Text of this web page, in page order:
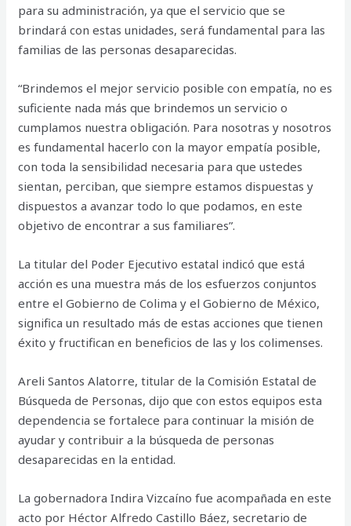
para su administración, ya que el servicio que se
brindará con estas unidades, será fundamental para las
familias de las personas desaparecidas.
“Brindemos el mejor servicio posible con empatía, no es
suficiente nada más que brindemos un servicio o
cumplamos nuestra obligación. Para nosotras y nosotros
es fundamental hacerlo con la mayor empatía posible,
con toda la sensibilidad necesaria para que ustedes
sientan, perciban, que siempre estamos dispuestas y
dispuestos a avanzar todo lo que podamos, en este
objetivo de encontrar a sus familiares”.
La titular del Poder Ejecutivo estatal indicó que está
acción es una muestra más de los esfuerzos conjuntos
entre el Gobierno de Colima y el Gobierno de México,
significa un resultado más de estas acciones que tienen
éxito y fructifican en beneficios de las y los colimenses.
Areli Santos Alatorre, titular de la Comisión Estatal de
Búsqueda de Personas, dijo que con estos equipos esta
dependencia se fortalece para continuar la misión de
ayudar y contribuir a la búsqueda de personas
desaparecidas en la entidad.
La gobernadora Indira Vizcaíno fue acompañada en este
acto por Héctor Alfredo Castillo Báez, secretario de